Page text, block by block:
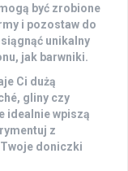
być zrobione
i pozostaw do
unikalny
jak barwniki.
Ci dużą
, gliny czy
idealnie wpiszą
z
doniczki